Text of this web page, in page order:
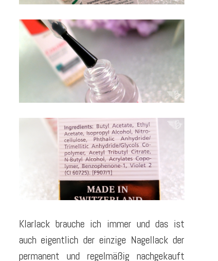
Klarlack brauche ich immer und das ist
auch eigentlich der einzige Nagellack der
permanent und regelmäßig nachgekauft